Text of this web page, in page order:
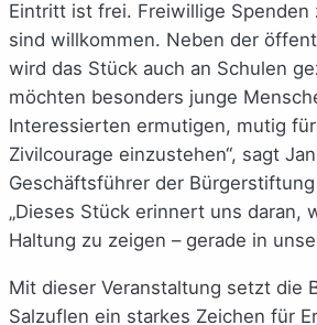
Eintritt ist frei. Freiwillige Spenden
sind willkommen. Neben der
wird das Stück auch an Schulen
möchten besonders junge
Interessierten ermutigen, mutig
Zivilcourage einzustehen“, sagt
Geschäftsführer der
„Dieses Stück erinnert uns daran,
Haltung zu zeigen – gerade in
Mit dieser Veranstaltung setzt die
Salzuflen ein starkes Zeichen für